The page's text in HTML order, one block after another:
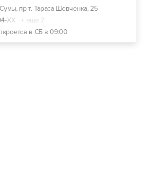
Сумы, пр-т. Тараса Шевченка, 25
ХХ
+ еще 2
в СБ в 09:00